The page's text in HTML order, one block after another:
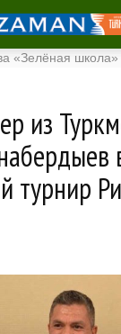
школа» в
из
турнир